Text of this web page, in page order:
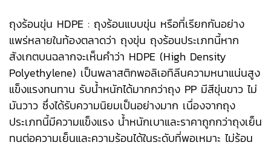
ถุงร้อนขุ่น HDPE : ถุงร้อนแบบขุ่น หรือที่เรียกกันอย่าง
แพร่หลายในท้องตลาดว่า ถุงขุ่น ถุงร้อนประเภทนี้หาก
สังเกตบนฉลากจะเห็นคำว่า HDPE (High Density
Polyethylene) เป็นพลาสติกพอลิเอทิลีนความหนาแน่นสูง
แข็งแรงทนทาน รับน้ำหนักได้มากกว่าถุง PP มีสีขุ่นขาว ไม่
มันวาว ซึ่งได้รับความนิยมเป็นอย่างมาก เนื่องจากถุง
ประเภทนี้มีความแข็งแรง น้ำหนักเบาและราคาถูกกว่าถุงเย็น
ทนต่อความเย็นและความร้อนได้ในระดับที่พอเหมาะ ไม่ร้อน